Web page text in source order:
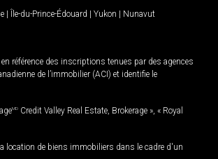
| Île-du-Prince-Édouard | Yukon | Nunavut
référence des inscriptions tenues par des agences
de l’immobilier (ACI) et identifie le
MD Credit Valley Real Estate, Brokerage », « Royal
location de biens immobiliers dans le cadre d'un